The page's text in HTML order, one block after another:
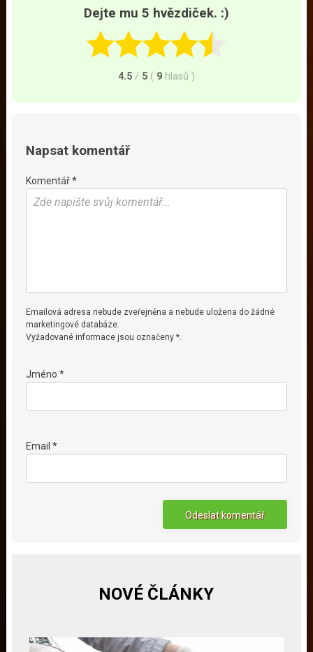
Dejte mu 5 hvězdiček. :)
4.5 / 5 ( 9 hlasů )
Napsat komentář
Komentář *
Emailová adresa nebude zveřejněna a nebude uložena do žádné
marketingové databáze.
Vyžadované informace jsou označeny *.
Jméno *
Email *
NOVÉ ČLÁNKY